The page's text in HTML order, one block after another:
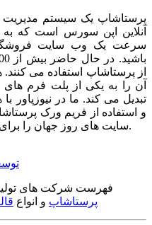
پرستاشاپ یک سیستم
آنلاین اپن سورس است که
سرعت یک وب سایت
از پرستاشاپ استفاده می
آن را به یکی از پلت فرم
تبدیل می کند. ما در نیوزپاور
و استفاده از فریم ورک
سایت های روز جهان را برای شما طراحی می کنیم.
فهرست شرکت های
پرستاشاپ و انواع